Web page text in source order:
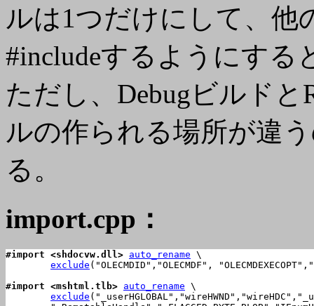
ルは1つだけにして、他
#includeするようにする
ただし、Debugビルド
ルの作られる場所が違
る。
import.cpp：
#import <shdocvw.dll> auto_rename \
exclude ("OLECMDID","OLECMDF",
#import <mshtml.tlb> auto_rename \
exclude